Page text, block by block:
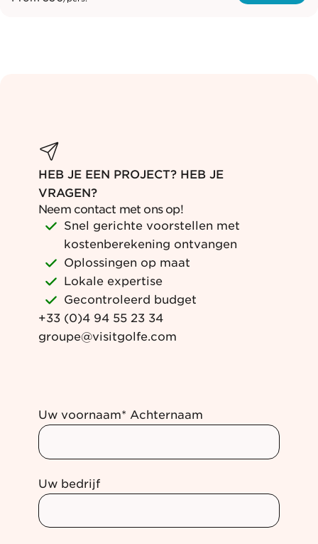
HEB JE EEN PROJECT? HEB JE
VRAGEN?
Neem contact met ons op!
Snel gerichte voorstellen met
kostenberekening ontvangen
Oplossingen op maat
Lokale expertise
Gecontroleerd budget
+33 (0)4 94 55 23 34
groupe@visitgolfe.com
Uw voornaam* Achternaam
Uw bedrijf